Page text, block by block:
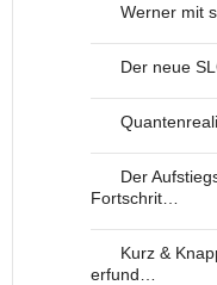
Werner mit
Der neue
Der
Fortschrit…
Kurz &
erfund…